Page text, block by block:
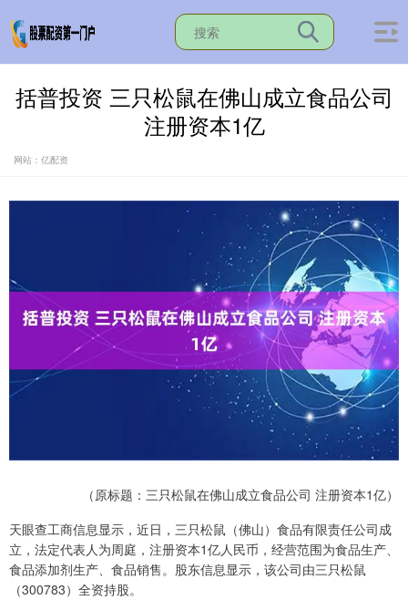
括普投资 三只松鼠在佛山成立食品公司
注册资本1亿
网站：亿配资
（原标题：三只松鼠在佛山成立食品公司 注册资本1亿）
天眼查工商信息显示，近日，三只松鼠（佛山）食品有限责任公司成
立，法定代表人为周庭，注册资本1亿人民币，经营范围为食品生产、
食品添加剂生产、食品销售。股东信息显示，该公司由三只松鼠
（300783）全资持股。